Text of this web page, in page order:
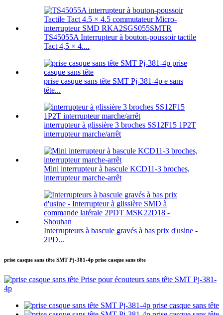
TS45055A Interrupteur à bouton-poussoir tactile
Tact 4,5 × 4....
prise casque sans tête SMT Pj-381-4p e sans
tête...
interrupteur à glissière 3 broches SS12F15 1P2T
interrupteur marche/arrêt
Mini interrupteur à bascule KCD11-3 broches,
interrupteur marche-arrêt
Interrupteurs à bascule gravés à bas prix d'usine -
2PD...
prise casque sans tête SMT Pj-381-4p prise casque sans tête